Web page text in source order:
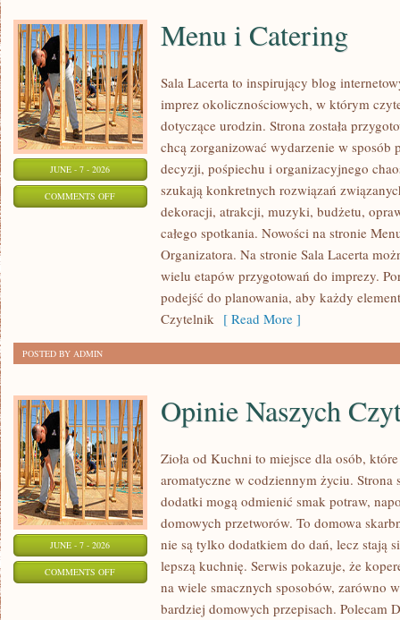
JUNE - 7 - 2026
COMMENTS OFFON
Menu i Catering
Sala Lacerta to inspirujący blog
imprez okolicznościowych, w którym
dotyczące urodzin. Strona została
chcą zorganizować wydarzenie w sposób
decyzji, pośpiechu i organizacyjnego
szukają konkretnych rozwiązań
dekoracji, atrakcji, muzyki, budżetu,
całego spotkania. Nowości na stronie
Organizatora. Na stronie Sala Lacerta
wielu etapów przygotowań do imprezy.
podejść do planowania, aby każdy
Czytelnik [ Read More ]
POSTED BY ADMIN
JUNE - 7 - 2026
COMMENTS OFFON
Opinie Naszych
Zioła od Kuchni to miejsce dla osób,
aromatyczne w codziennym życiu.
dodatki mogą odmienić smak potraw,
domowych przetworów. To domowa
nie są tylko dodatkiem do dań, lecz stają
lepszą kuchnię. Serwis pokazuje, że
na wiele smacznych sposobów, zarówno
bardziej domowych przepisach. Polecam